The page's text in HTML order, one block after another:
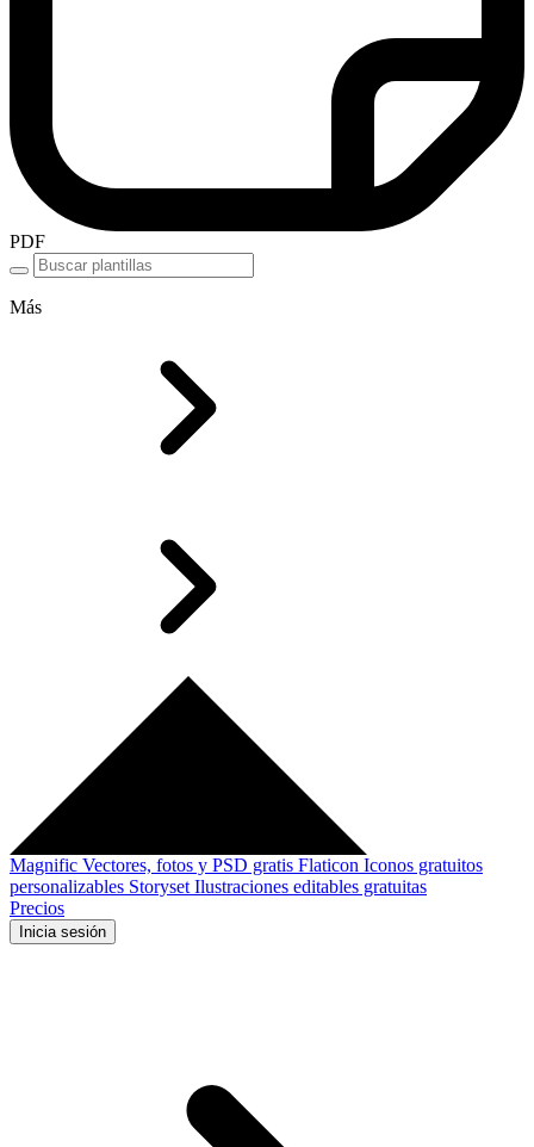
PDF
Más
Magnific Vectores, fotos y PSD gratis Flaticon Iconos gratuitos
personalizables Storyset Ilustraciones editables gratuitas
Precios
Inicia sesión